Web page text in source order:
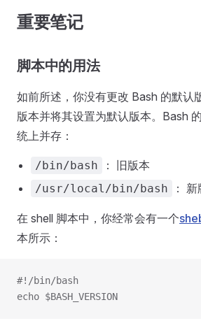
重要笔记
脚本中的用法
如前所述，你没有更改 Bash 的默认
版本并将其设置为默认版本。Bash
统上并存：
/bin/bash ： 旧版本
/usr/local/bin/bash ：
在 shell 脚本中，你经常会有一个
本所示：
#!/bin/bash
echo $BASH_VERSION